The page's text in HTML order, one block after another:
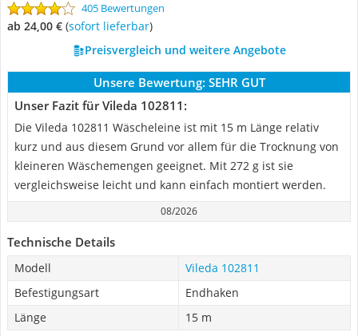
405 Bewertungen
ab 24,00 € ( Sofort lieferbar)
Preisvergleich und weitere Angebote
Unsere Bewertung: SEHR GUT
Unser Fazit für Vileda 102811:
Die Vileda 102811 Wäscheleine ist mit 15 m Länge relativ
kurz und aus diesem Grund vor allem für die Trocknung von
kleineren Wäschemengen geeignet. Mit 272 g ist sie
vergleichsweise leicht und kann einfach montiert werden.
08/2026
Technische Details
Modell
Vileda 102811
Befestigungsart
Endhaken
Länge
15 m